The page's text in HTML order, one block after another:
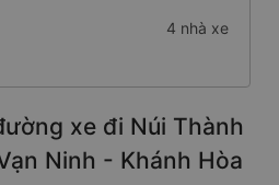
4 nhà xe
xe đi Núi Thành
Ninh - Khánh Hòa